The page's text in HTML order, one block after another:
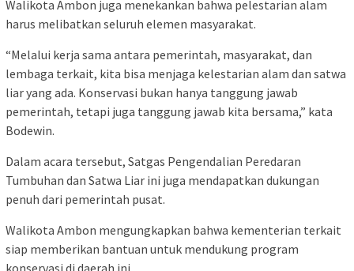
Walikota Ambon juga menekankan bahwa pelestarian alam
harus melibatkan seluruh elemen masyarakat.
“Melalui kerja sama antara pemerintah, masyarakat, dan
lembaga terkait, kita bisa menjaga kelestarian alam dan satwa
liar yang ada. Konservasi bukan hanya tanggung jawab
pemerintah, tetapi juga tanggung jawab kita bersama,” kata
Bodewin.
Dalam acara tersebut, Satgas Pengendalian Peredaran
Tumbuhan dan Satwa Liar ini juga mendapatkan dukungan
penuh dari pemerintah pusat.
Walikota Ambon mengungkapkan bahwa kementerian terkait
siap memberikan bantuan untuk mendukung program
konservasi di daerah ini.